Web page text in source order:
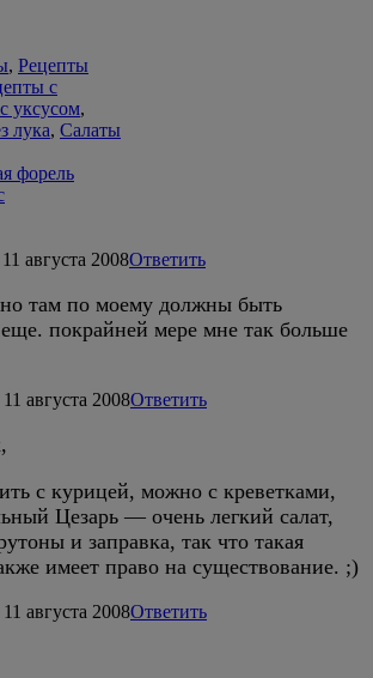
, Рецепты
с
уксусом,
лука, Салаты
форель
11 августа 2008Ответить
там по моему должны быть
покрайней мере мне так больше
11 августа 2008Ответить
с курицей, можно с креветками,
Цезарь — очень легкий салат,
и заправка, так что такая
имеет право на существование. ;)
11 августа 2008Ответить